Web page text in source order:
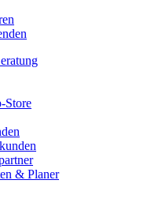
Store
& Planer